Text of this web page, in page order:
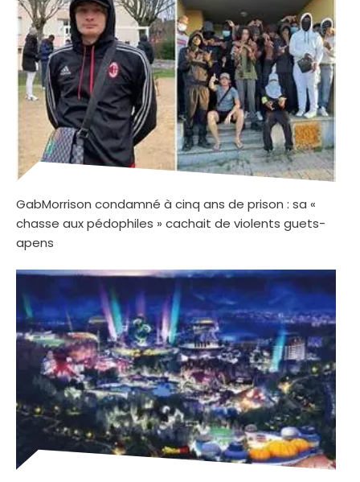
GabMorrison condamné à cinq ans de prison : sa «
chasse aux pédophiles » cachait de violents guets-
apens